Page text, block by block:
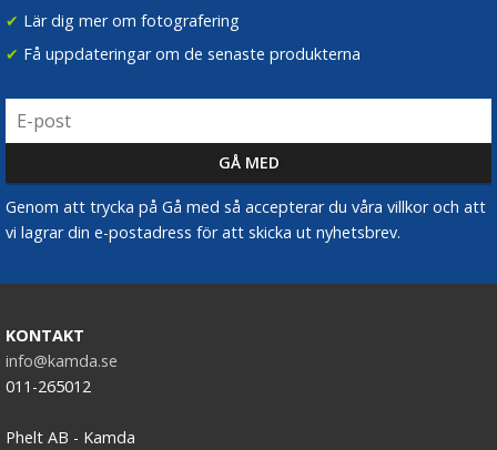
✔ Lär dig mer om fotografering
✔ Få uppdateringar om de senaste produkterna
Genom att trycka på Gå med så accepterar du våra villkor och att
vi lagrar din e-postadress för att skicka ut nyhetsbrev.
KONTAKT
info@kamda.se
011-265012
Phelt AB - Kamda